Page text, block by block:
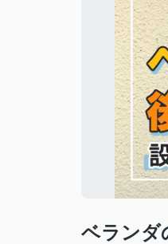
ベランダ